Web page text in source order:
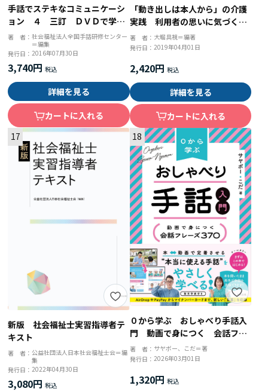
手話でステキなコミュニケーシ
ョン ４ 三訂 ＤＶＤで学ぶ
手話の本 全国手話検定試験２
級対応
著 者：社会福祉法人全国手話研修センター
＝編集
発行日：2016年07月30日
3,740円
詳細を見る
カートに入れる
「動き出しは本人から」の介護
実践 利用者の思いに気づく、
力を活かす
著 者： 大堀具視＝編著
発行日： 2019年04月01日
2,420円
詳細を見る
カートに入れる
17
新版 社会福祉士実習指導者テ
キスト
著 者：公益社団法人日本社会福祉士会＝編
集
発行日：2022年04月30日
3,080円
18
０から学ぶ おしゃべり手話入
門 動画で身につく 会話フレ
ーズ３７０
著 者： サヤボー、こだ＝著
発行日： 2026年03月01日
1,320円